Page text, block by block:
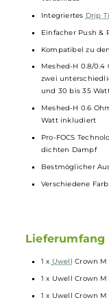
3-Klick
10-Sekunden
Automatischer
Variable
Sichere
Abgedunkeltes
4.0 ml
360° Blick auf
Integriertes
Einfacher
Kompatibel zu
Meshed-H 0.8/